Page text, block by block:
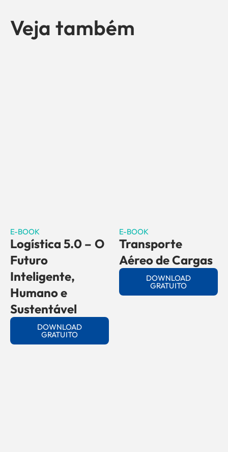
Veja também
E-BOOK
Logística 5.0 – O
Futuro
Inteligente,
Humano e
Sustentável
DOWNLOAD
GRATUITO
E-BOOK
Transporte
Aéreo de Cargas
DOWNLOAD
GRATUITO